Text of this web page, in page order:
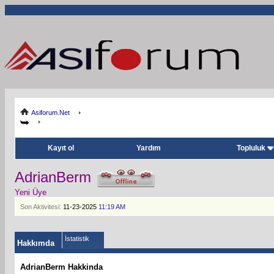
Asiforum.Net
Kayıt ol Yardım Topluluk
AdrianBerm
Yeni Üye
Son Aktivitesi: 11-23-2025 11:19 AM
Hakkımda İstatistik
AdrianBerm Hakkinda